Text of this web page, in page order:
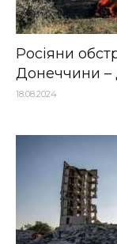
Росіяни
Донеччини –
18.08.2024